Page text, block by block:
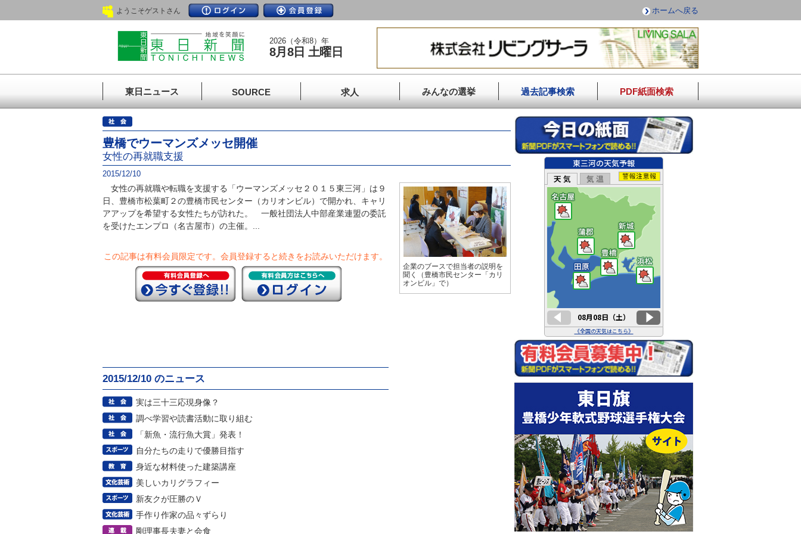
ようこそゲストさん ホームへ戻る
2026（令和8）年
8月8日 土曜日
東日ニュース SOURCE 求人 みんなの選挙 過去記事検索 PDF紙面検索
豊橋でウーマンズメッセ開催
女性の再就職支援
2015/12/10
女性の再就職や転職を支援する「ウーマンズメッセ２０１５東三河」は９
日、豊橋市松葉町２の豊橋市民センター（カリオンビル）で開かれ、キャリ
アアップを希望する女性たちが訪れた。 一般社団法人中部産業連盟の委託
を受けたエンプロ（名古屋市）の主催。...
この記事は有料会員限定です。 会員登録すると続きをお読みいただけます。
2015/12/10 のニュース
実は三十三応現身像？
調べ学習や読書活動に取り組む
「新魚・流行魚大賞」発表！
自分たちの走りで優勝目指す
身近な材料使った建築講座
美しいカリグラフィー
新友クが圧勝のＶ
手作り作家の品々ずらり
剛理事長夫妻と会食
企業のブースで担当者の説明を
聞く（豊橋市民センター「カリ
オンビル」で）